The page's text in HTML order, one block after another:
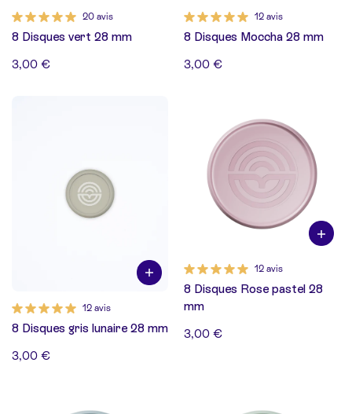
20 avis
8 Disques vert 28 mm
3,00 €
12 avis
8 Disques Moccha 28 mm
3,00 €
12 avis
8 Disques gris lunaire 28 mm
3,00 €
12 avis
8 Disques Rose pastel 28
mm
3,00 €